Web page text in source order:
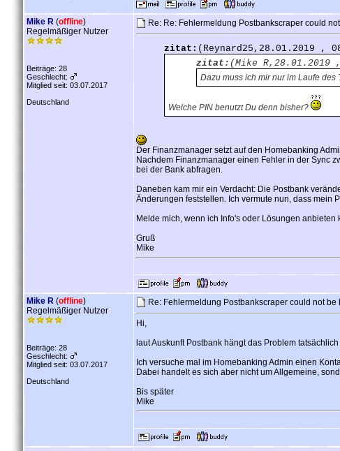
Mike R (offline)
Regelmäßiger Nutzer
Beiträge: 28
Geschlecht:
Mitglied seit: 03.07.2017
Deutschland
Re: Re: Fehlermeldung Postbankscraper could
zitat: (Reynard25,28.01.2019 ,
zitat: (Mike R,28.01.2019
Dazu muss ich mir nur im Laufe
Welche PIN benutzt Du denn bisher?
Der Finanzmanager setzt auf den Homebanking
Nachdem Finanzmanager einen Fehler in der Sync
bei der Bank abfragen.
Daneben kam mir ein Verdacht: Die Postbank
Änderungen feststellen. Ich vermute nun, dass mein
Melde mich, wenn ich Info's oder Lösungen anbieten
Gruß
Mike
Mike R (offline)
Regelmäßiger Nutzer
Beiträge: 28
Geschlecht:
Mitglied seit: 03.07.2017
Deutschland
Re: Fehlermeldung Postbankscraper could not be
Hi,
laut Auskunft Postbank hängt das Problem
Ich versuche mal im Homebanking Admin einen
Dabei handelt es sich aber nicht um Allgemeine,
Bis später
Mike